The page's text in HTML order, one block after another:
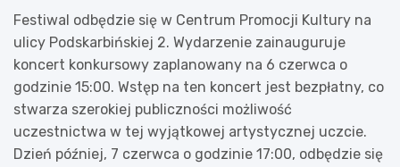
Festiwal odbędzie się w Centrum Promocji Kultury na
ulicy Podskarbińskiej 2. Wydarzenie zainauguruje
koncert konkursowy zaplanowany na 6 czerwca o
godzinie 15:00. Wstęp na ten koncert jest bezpłatny, co
stwarza szerokiej publiczności możliwość
uczestnictwa w tej wyjątkowej artystycznej uczcie.
Dzień później, 7 czerwca o godzinie 17:00, odbędzie się